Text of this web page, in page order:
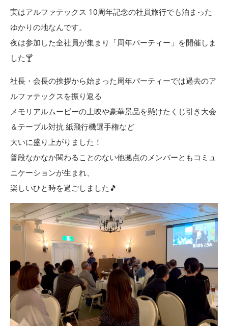
実はアルファテックス 10周年記念の社員旅行でも泊まった
ゆかりの地なんです。
夜は参加した全社員が集まり「周年パーティー」を開催しま
した🍸
社長・会長の挨拶から始まった周年パーティーでは過去のア
ルファテックスを振り返る
メモリアルムービーの上映や豪華景品を懸けたくじ引き大会
＆テーブル対抗 紙飛行機選手権など
大いに盛り上がりました！
普段なかなか関わることのない他拠点のメンバーともコミュ
ニケーションが生まれ、
楽しいひと時を過ごしました🎵